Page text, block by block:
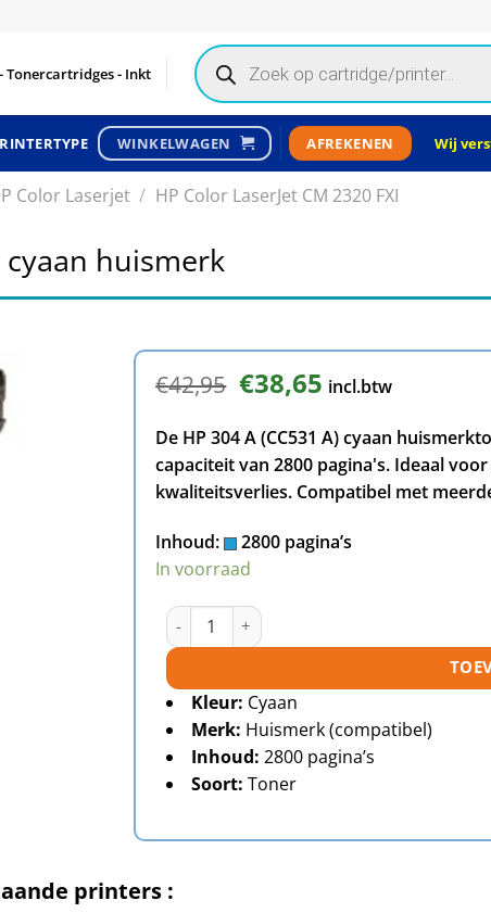
Tonercartridges - Inkt
Products
search
WINKELWAGEN AFREKENEN Wij
Color Laserjet / HP Color LaserJet CM 2320 FXI
cyaan huismerk
€42,95 Oorspronkelijke
prijs
was:
€42,95.
€38,65Huidige
prijs
is:
€38,65.
incl.btw
De HP 304 A (CC531 A) cyaan
capaciteit van 2800 pagina's. Ideaal
kwaliteitsverlies. Compatibel met
Inhoud:
2800 pagina’s
In voorraad
HP 304A (CC531A) toner cyaan huismerk
Kleur: Cyaan
Merk: Huismerk (compatibel)
Inhoud: 2800 pagina’s
Soort: Toner
printers :